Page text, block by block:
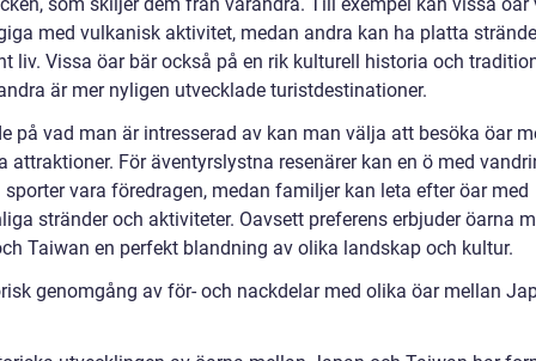
med vulkanisk aktivitet, medan andra kan ha platta
liv. Vissa öar bär också på en rik kulturell historia och
är mer nyligen utvecklade turistdestinationer.
på vad man är intresserad av kan man välja att besöka öar
attraktioner. För äventyrslystna resenärer kan en ö med
sporter vara föredragen, medan familjer kan leta efter öar med
stränder och aktiviteter. Oavsett preferens erbjuder öarna
Taiwan en perfekt blandning av olika landskap och kultur.
genomgång av för- och nackdelar med olika öar mellan